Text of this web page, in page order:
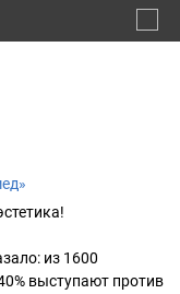
из 1600
выступают против